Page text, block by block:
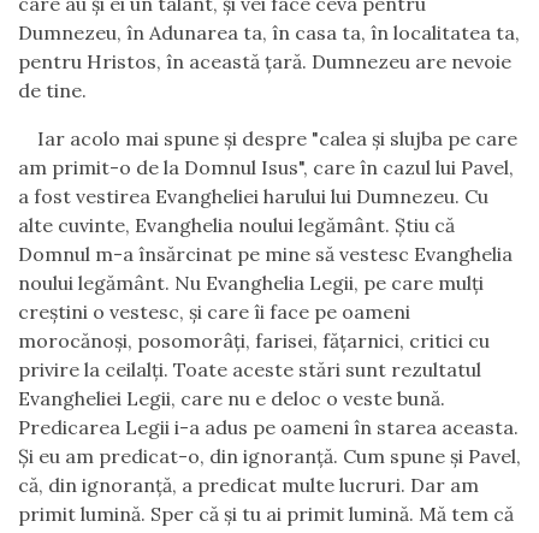
Dumnezeu, în Adunarea ta, în casa ta, în localitatea ta,
pentru Hristos, în această ţară. Dumnezeu are nevoie
de tine.
Iar acolo mai spune şi despre "calea şi slujba pe care
am primit-o de la Domnul Isus", care în cazul lui Pavel,
a fost vestirea Evangheliei harului lui Dumnezeu. Cu
alte cuvinte, Evanghelia noului legământ. Ştiu că
Domnul m-a însărcinat pe mine să vestesc Evanghelia
noului legământ. Nu Evanghelia Legii, pe care mulţi
creştini o vestesc, şi care îi face pe oameni
morocănoşi, posomorâţi, farisei, făţarnici, critici cu
privire la ceilalţi. Toate aceste stări sunt rezultatul
Evangheliei Legii, care nu e deloc o veste bună.
Predicarea Legii i-a adus pe oameni în starea aceasta.
Şi eu am predicat-o, din ignoranţă. Cum spune şi Pavel,
că, din ignoranţă, a predicat multe lucruri. Dar am
primit lumină. Sper că şi tu ai primit lumină. Mă tem că